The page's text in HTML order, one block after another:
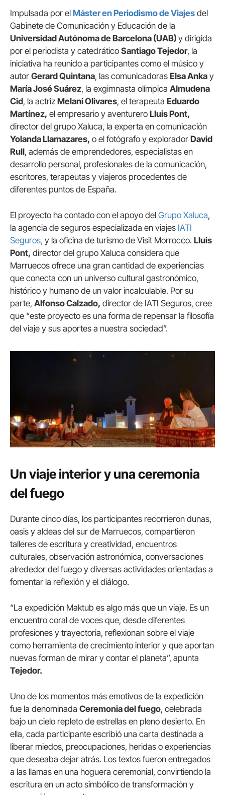
Impulsada por el Máster en Periodismo de Viajes del
Gabinete de Comunicación y Educación de la
Universidad Autónoma de Barcelona (UAB) y dirigida
por el periodista y catedrático Santiago Tejedor, la
iniciativa ha reunido a participantes como el músico y
autor Gerard Quintana, las comunicadoras Elsa Anka y
María José Suárez, la exgimnasta olímpica Almudena
Cid, la actriz Melani Olivares, el terapeuta Eduardo
Martínez, el empresario y aventurero Lluis Pont,
director del grupo Xaluca, la experta en comunicación
Yolanda Llamazares, o el fotógrafo y explorador David
Rull, además de emprendedores, especialistas en
desarrollo personal, profesionales de la comunicación,
escritores, terapeutas y viajeros procedentes de
diferentes puntos de España.
El proyecto ha contado con el apoyo del Grupo Xaluca,
la agencia de seguros especializada en viajes IATI
Seguros, y la oficina de turismo de Visit Morrocco. Lluis
Pont, director del grupo Xaluca considera que
Marruecos ofrece una gran cantidad de experiencias
que conecta con un universo cultural gastronómico,
histórico y humano de un valor incalculable. Por su
parte, Alfonso Calzado, director de IATI Seguros, cree
que “este proyecto es una forma de repensar la filosofía
del viaje y sus aportes a nuestra sociedad”.
Un viaje interior y una ceremonia
del fuego
Durante cinco días, los participantes recorrieron dunas,
oasis y aldeas del sur de Marruecos, compartieron
talleres de escritura y creatividad, encuentros
culturales, observación astronómica, conversaciones
alrededor del fuego y diversas actividades orientadas a
fomentar la reflexión y el diálogo.
“La expedición Maktub es algo más que un viaje. Es un
encuentro coral de voces que, desde diferentes
profesiones y trayectoria, reflexionan sobre el viaje
como herramienta de crecimiento interior y que aportan
nuevas forman de mirar y contar el planeta”, apunta
Tejedor.
Uno de los momentos más emotivos de la expedición
fue la denominada Ceremonia del fuego, celebrada
bajo un cielo repleto de estrellas en pleno desierto. En
ella, cada participante escribió una carta destinada a
liberar miedos, preocupaciones, heridas o experiencias
que deseaba dejar atrás. Los textos fueron entregados
a las llamas en una hoguera ceremonial, convirtiendo la
escritura en un acto simbólico de transformación y